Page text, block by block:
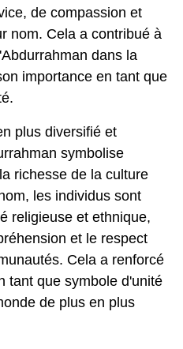
de compassion et
nom. Cela a contribué à
dans la
importance en tant que
plus diversifié et
symbolise
richesse de la culture
les individus sont
religieuse et ethnique,
et le respect
Cela a renforcé
tant que symbole d'unité
de plus en plus